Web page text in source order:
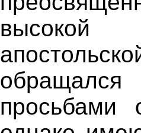
высокой
просьбами